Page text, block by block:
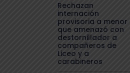
Rechazan
internación
provisoria a menor
que amenazó con
destornillador a
compañeros de
Liceo y a
carabineros